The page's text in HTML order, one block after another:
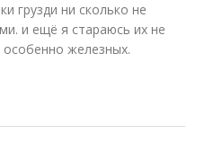
грузди ни сколько не
и ещё я стараюсь их не
железных.